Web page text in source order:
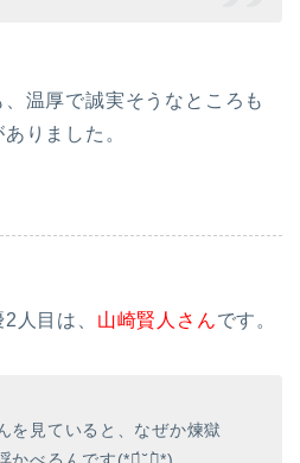
温厚で誠実そうなところも
りました。
人目は、 山崎賢人さんです。
を見ていると、なぜか煉獄